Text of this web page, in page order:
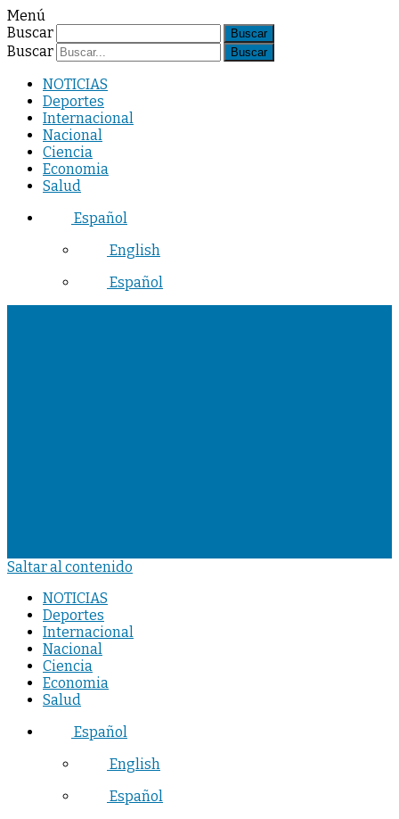
Menú
Buscar
Buscar
NOTICIAS
Deportes
Internacional
Nacional
Ciencia
Economia
Salud
Español
English
Español
Saltar al contenido
NOTICIAS
Deportes
Internacional
Nacional
Ciencia
Economia
Salud
Español
English
Español